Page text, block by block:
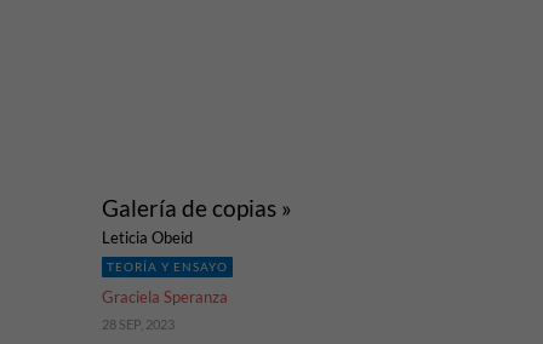
Galería de copias »
Leticia Obeid
TEORÍA Y ENSAYO
Graciela Speranza
28 SEP, 2023